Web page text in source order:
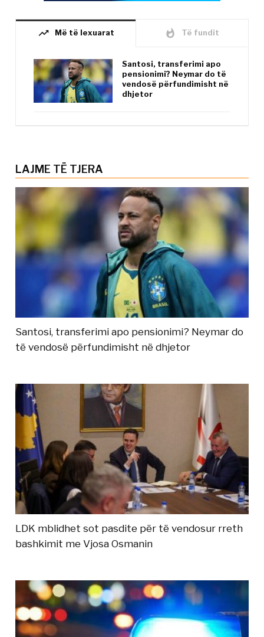
trending_up Më të lexuarat whatshot Të fundit
Santosi, transferimi apo
pensionimi? Neymar do të
vendosë përfundimisht në
dhjetor
LAJME TË TJERA
Santosi, transferimi apo pensionimi? Neymar do
të vendosë përfundimisht në dhjetor
LDK mblidhet sot pasdite për të vendosur rreth
bashkimit me Vjosa Osmanin